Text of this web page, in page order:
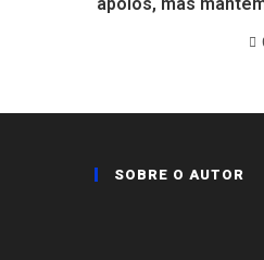
SOBRE O AUTOR